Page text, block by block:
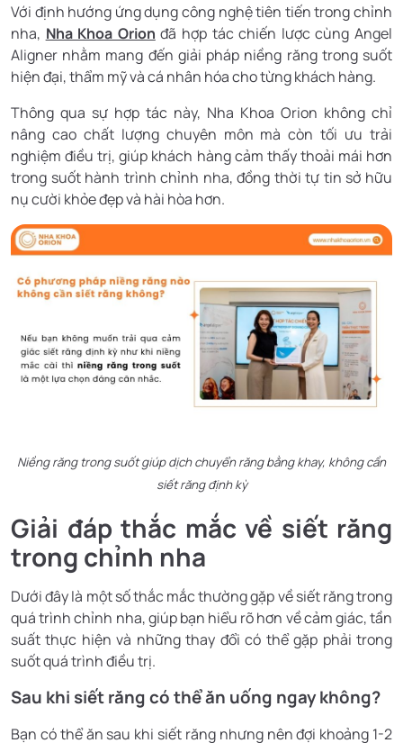
Với định hướng ứng dụng công nghệ tiên tiến trong chỉnh
nha, Nha Khoa Orion đã hợp tác chiến lược cùng Angel
Aligner nhằm mang đến giải pháp niềng răng trong suốt
hiện đại, thẩm mỹ và cá nhân hóa cho từng khách hàng.
Thông qua sự hợp tác này, Nha Khoa Orion không chỉ
nâng cao chất lượng chuyên môn mà còn tối ưu trải
nghiệm điều trị, giúp khách hàng cảm thấy thoải mái hơn
trong suốt hành trình chỉnh nha, đồng thời tự tin sở hữu
nụ cười khỏe đẹp và hài hòa hơn.
Niềng răng trong suốt giúp dịch chuyển răng bằng khay, không cần
siết răng định kỳ
Giải đáp thắc mắc về siết răng
trong chỉnh nha
Dưới đây là một số thắc mắc thường gặp về siết răng trong
quá trình chỉnh nha, giúp bạn hiểu rõ hơn về cảm giác, tần
suất thực hiện và những thay đổi có thể gặp phải trong
suốt quá trình điều trị.
Sau khi siết răng có thể ăn uống ngay không?
Bạn có thể ăn sau khi siết răng nhưng nên đợi khoảng 1-2